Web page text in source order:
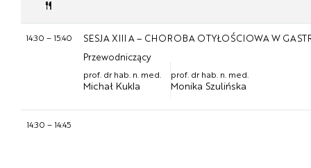
14:30 – 15:40
SESJA XIII A – CHOROBA OTYŁOŚCIOWA W
Przewodniczący
prof. dr hab. n. med.
Michał Kukla
prof. dr hab. n. med.
Monika Szulińska
14:30 – 14:45